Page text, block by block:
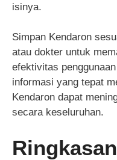
isinya.
Simpan Kendaron
atau dokter untuk
efektivitas
informasi yang tepat
Kendaron dapat
secara keseluruhan.